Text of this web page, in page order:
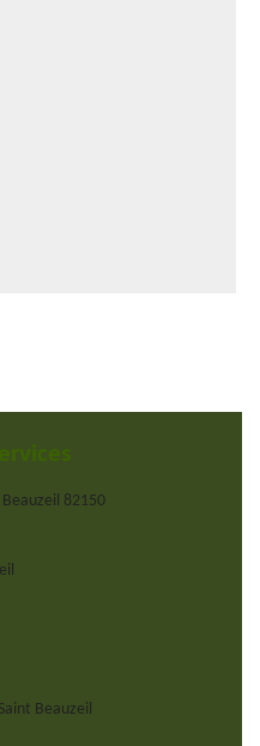
82150
Beauzeil